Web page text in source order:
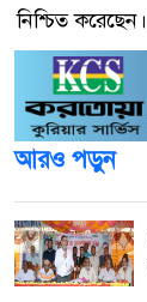
নিশ্চিত করেছেন।
আরও পড়ুন